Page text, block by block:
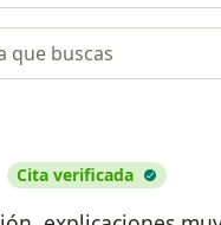
Cita verificada